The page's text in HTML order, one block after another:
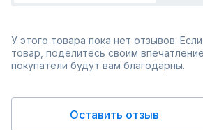
У этого товара пока нет отзывов.
товар, поделитесь своим
покупатели будут вам благодарны.
Оставить отзыв